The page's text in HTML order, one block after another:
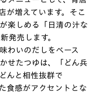
が増えています。そこ
楽しめる「日清の汁な
発売します。
わいのだしをベース
せたつゆは、「どん兵
んと相性抜群で
食感がアクセントとな